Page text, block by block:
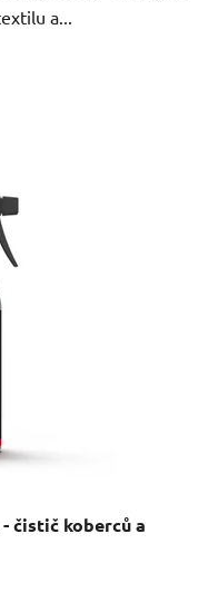
a...
čistič koberců a